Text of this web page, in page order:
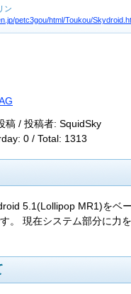
ン
petc3gou/html/Toukou/
稿 / 投稿者: SquidSky
0 / Total: 1313
5.1(Lollipop MR1)をベ
。 現在システム部分に力